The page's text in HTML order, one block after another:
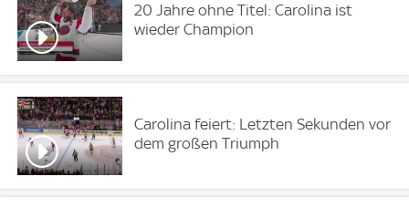
20 Jahre ohne Titel: Carolina ist
wieder Champion
Carolina feiert: Letzten Sekunden vor
dem großen Triumph